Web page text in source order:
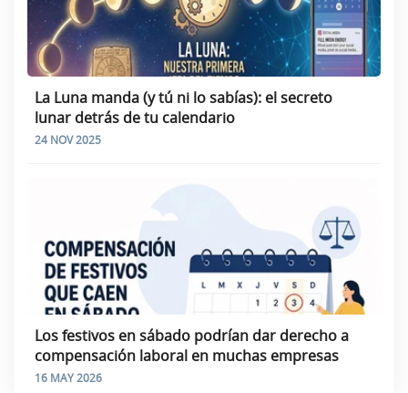
La Luna manda (y tú ni lo sabías): el secreto
lunar detrás de tu calendario
24 NOV 2025
Los festivos en sábado podrían dar derecho a
compensación laboral en muchas empresas
16 MAY 2026